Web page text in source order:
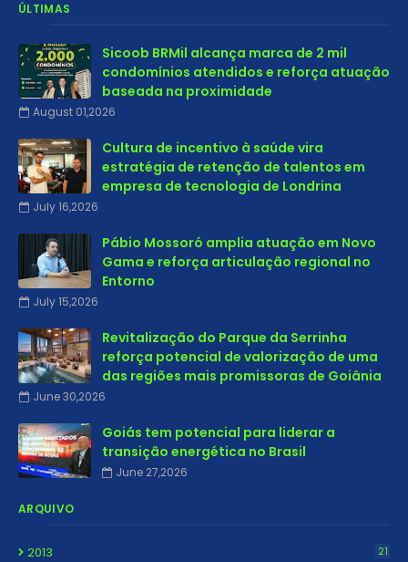
ÚLTIMAS
Sicoob BRMil alcança marca de 2 mil
condomínios atendidos e reforça atuação
baseada na proximidade
August 01,2026
Cultura de incentivo à saúde vira
estratégia de retenção de talentos em
empresa de tecnologia de Londrina
July 16,2026
Pábio Mossoró amplia atuação em Novo
Gama e reforça articulação regional no
Entorno
July 15,2026
Revitalização do Parque da Serrinha
reforça potencial de valorização de uma
das regiões mais promissoras de Goiânia
June 30,2026
Goiás tem potencial para liderar a
transição energética no Brasil
June 27,2026
ARQUIVO
2013 21